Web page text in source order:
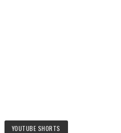
YOUTUBE SHORTS